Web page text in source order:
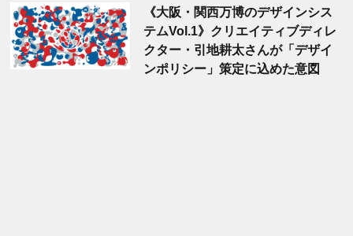
《大阪・関西万博のデザインシス
テムVol.1》クリエイティブディレ
クター・引地耕太さんが「デザイ
ンポリシー」策定に込めた意図